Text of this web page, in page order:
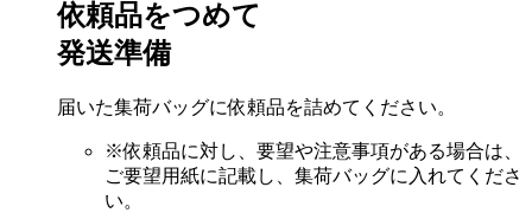
依頼品をつめて
発送準備
届いた集荷バッグに依頼品を詰めてください。
※依頼品に対し、要望や注意事項がある場合は、
ご要望用紙に記載し、集荷バッグに入れてくださ
い。